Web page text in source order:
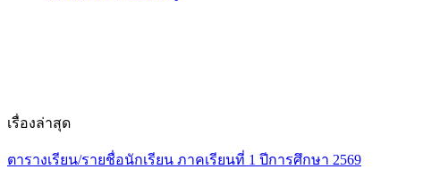
เรื่องล่าสุด
ตารางเรียน/รายชื่อนักเรียน ภาคเรียนที่ 1 ปีการศึกษา 2569